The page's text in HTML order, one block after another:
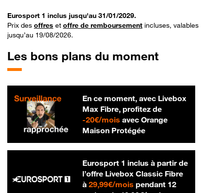
Eurosport 1 inclus jusqu'au 31/01/2029.
Prix des offres et offre de remboursement incluses, valables
jusqu’au 19/08/2026.
Les bons plans du moment
En ce moment, avec Livebox
Max Fibre, profitez de
-20€/mois20 € par mois
avec Orange
Maison Protégée
Eurosport 1 inclus à partir de
l’offre Livebox Classic Fibre
à 29,99€/mois29,99 € par mois
pendant 12